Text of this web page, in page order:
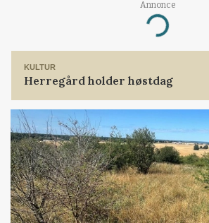
Annonce
Loading...
KULTUR
Herregård holder høstdag